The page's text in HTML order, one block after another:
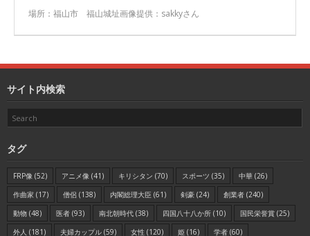
場所：福山市 福山城址画像提供：sakkyさん
サイト内検索
タグ
FRP像 (52) アニメ像 (41) キリシタン (70) スポーツ (35) 中華 (26)
作曲家 (17) 僧侶 (138) 内閣総理大臣 (61) 剣豪 (24) 創業者 (240)
動物 (48) 医者 (93) 南北朝時代 (38) 四国八十八か所 (10) 国民栄誉賞 (25)
外人 (181) 夫婦カップル (59) 女性 (120) 姫 (16) 学者 (60)